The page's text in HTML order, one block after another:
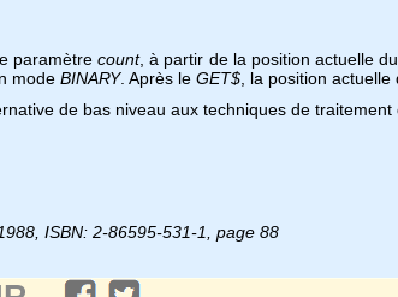
paramètrecount, à partir de la position actuelle
mode BINARY. Après le GET$ , la position
de bas niveau aux techniques de
ISBN: 2-86595-531-1, page 88